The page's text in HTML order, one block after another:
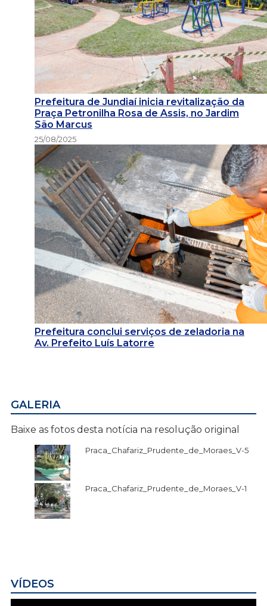
Prefeitura de Jundiaí inicia revitalização da
Praça Petronilha Rosa de Assis, no Jardim
São Marcus
25/08/2025
Prefeitura conclui serviços de zeladoria na
Av. Prefeito Luís Latorre
GALERIA
Baixe as fotos desta notícia na resolução original
Praca_Chafariz_Prudente_de_Moraes_V-5
Praca_Chafariz_Prudente_de_Moraes_V-1
VÍDEOS